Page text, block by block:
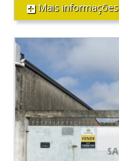
Mais informações